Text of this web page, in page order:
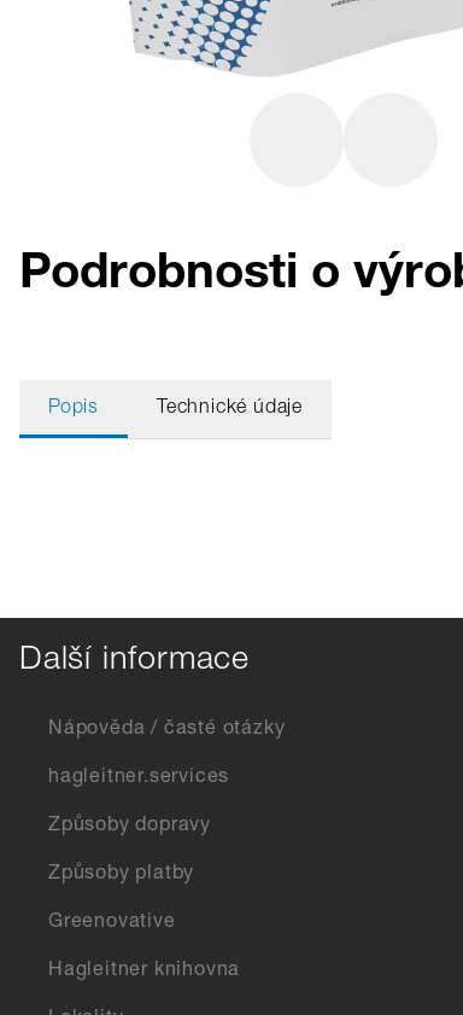
Podrobnosti o
Popis Technické údaje
Další informace
Nápověda / časté otázky
hagleitner.services
Způsoby dopravy
Způsoby platby
Greenovative
Hagleitner knihovna